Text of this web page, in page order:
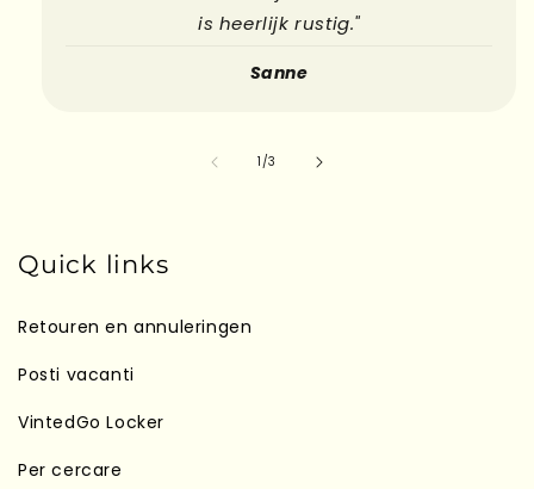
is heerlijk rustig."
Sanne
1/su
3
Quick links
Retouren en annuleringen
Posti vacanti
VintedGo Locker
Per cercare